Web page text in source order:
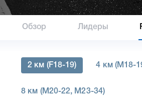
Обзор Лидеры
2 км (F18-19) 4 км (M18-
8 км (M20-22, M23-34)